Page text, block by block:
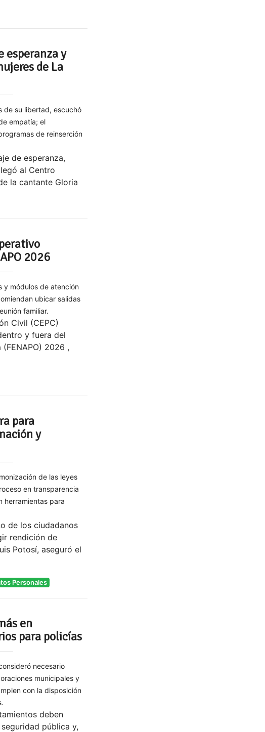
esperanza y
de La
de su libertad, escuchó
empatía; el
de reinserción
de esperanza,
al Centro
la cantante Gloria
2026
y módulos de atención
ubicar salidas
familiar.
Civil (CEPC)
y fuera del
2026 ,
para
y
de las leyes
en transparencia
herramientas para
de los ciudadanos
rendición de
Potosí, aseguró el
Personales
en
para policías
necesario
municipales y
con la disposición
deben
pública y,